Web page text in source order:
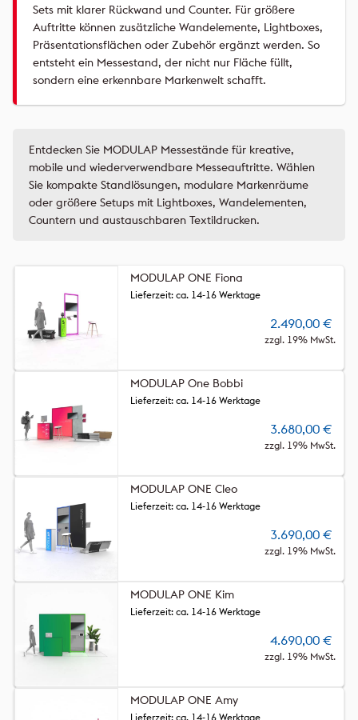
Sets mit klarer Rückwand und Counter. Für größere
Auftritte können zusätzliche Wandelemente, Lightboxes,
Präsentationsflächen oder Zubehör ergänzt werden. So
entsteht ein Messestand, der nicht nur Fläche füllt,
sondern eine erkennbare Markenwelt schafft.
Entdecken Sie MODULAP Messestände für kreative,
mobile und wiederverwendbare Messeauftritte. Wählen
Sie kompakte Standlösungen, modulare Markenräume
oder größere Setups mit Lightboxes, Wandelementen,
Countern und austauschbaren Textildrucken.
MODULAP ONE Fiona
2.490,00 €
zzgl. 19% MwSt.
Lieferzeit: ca. 14-16 Werktage
MODULAP One Bobbi
3.680,00 €
zzgl. 19% MwSt.
Lieferzeit: ca. 14-16 Werktage
MODULAP ONE Cleo
3.690,00 €
zzgl. 19% MwSt.
Lieferzeit: ca. 14-16 Werktage
MODULAP ONE Kim
4.690,00 €
zzgl. 19% MwSt.
Lieferzeit: ca. 14-16 Werktage
MODULAP ONE Amy
Lieferzeit: ca. 14-16 Werktage